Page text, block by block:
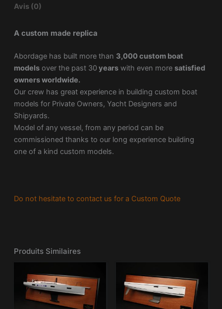
Avis (0)
A custom made replica
Abordage has built more than 3,000 custom boat
modelsover the past 30 yearswith even more satisfied
owners worldwide.
Our crew has great experience in building custom boat
models for Private Owners, Yacht Designers and
Shipyards.
Model of any vessel, from any period can be
commissioned thanks to our long experience building
one of a kind custom models.
Do not hesitate to contact us for a Custom Quote
Produits Similaires